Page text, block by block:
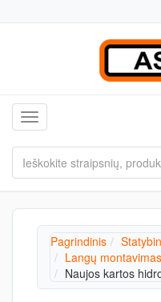
Toggle navigation
Pagrindinis
Langų montavimas
Naujos kartos